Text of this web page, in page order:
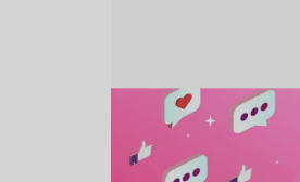
SEM CATEGORIA